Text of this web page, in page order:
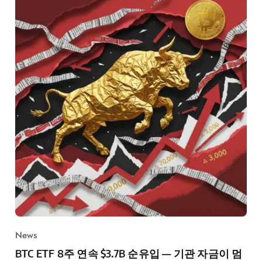
News
BTC ETF 8주 연속 $3.7B 순유입 — 기관 자금이 멈